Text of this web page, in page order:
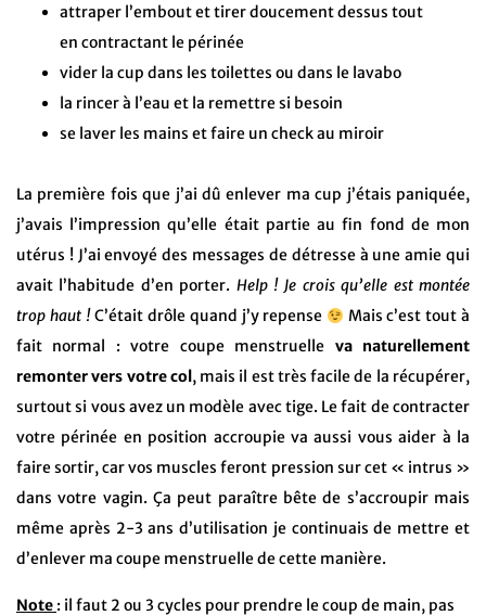
attraper l’embout et tirer doucement dessus tout
en contractant le périnée
vider la cup dans les toilettes ou dans le lavabo
la rincer à l’eau et la remettre si besoin
se laver les mains et faire un check au miroir
La première fois que j’ai dû enlever ma cup j’étais paniquée,
j’avais l’impression qu’elle était partie au fin fond de mon
utérus ! J’ai envoyé des messages de détresse à une amie qui
avait l’habitude d’en porter. Help ! Je crois qu’elle est montée
trop haut !C’était drôle quand j’y repense
Mais c’est tout à
fait normal : votre coupe menstruelle va naturellement
remonter vers votre col, mais il est très facile de la récupérer,
surtout si vous avez un modèle avec tige. Le fait de contracter
votre périnée en position accroupie va aussi vous aider à la
faire sortir, car vos muscles feront pression sur cet « intrus »
dans votre vagin. Ça peut paraître bête de s’accroupir mais
même après 2-3 ans d’utilisation je continuais de mettre et
d’enlever ma coupe menstruelle de cette manière.
Note : il faut 2 ou 3 cycles pour prendre le coup de main, pas